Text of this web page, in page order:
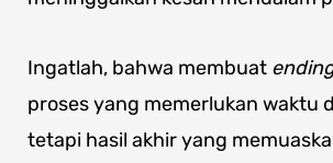
Ingatlah, bahwa membuat
proses yang memerlukan waktu
tetapi hasil akhir yang